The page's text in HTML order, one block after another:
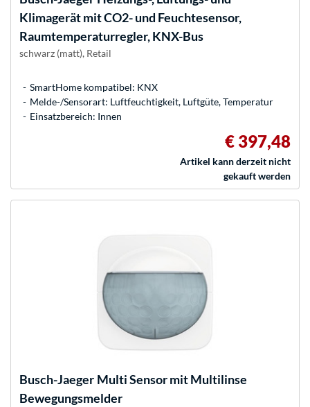
Klimagerät mit CO2- und Feuchtesensor,
Raumtemperaturregler, KNX-Bus
schwarz (matt), Retail
SmartHome kompatibel: KNX
Melde-/Sensorart: Luftfeuchtigkeit, Luftgüte, Temperatur
Einsatzbereich: Innen
€ 397,48
Artikel kann derzeit nicht
gekauft werden
Busch-Jaeger Multi Sensor mit Multilinse
Bewegungsmelder